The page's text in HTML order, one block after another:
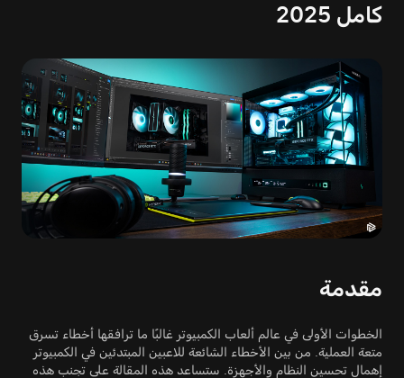
كامل 2025
مقدمة
الخطوات الأولى في عالم ألعاب الكمبيوتر غالبًا ما ترافقها أخطاء تسرق
متعة العملية. من بين الأخطاء الشائعة للاعبين المبتدئين في الكمبيوتر
إهمال تحسين النظام والأجهزة. ستساعد هذه المقالة على تجنب هذه